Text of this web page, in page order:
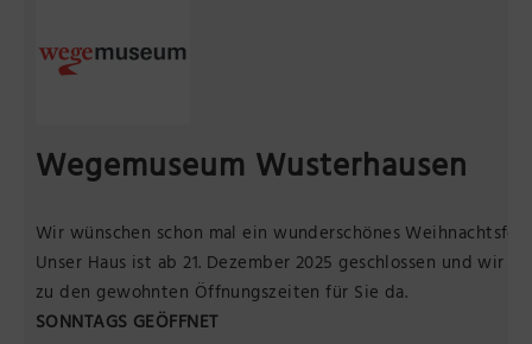
Brandenburg-Preußen Museum Wustrau
Wegemuseum Wusterhausen
Wir wünschen schon mal ein wunderschönes
Unser Haus ist ab 21. Dezember 2025 geschlossen und wir
zu den gewohnten Öffnungszeiten für Sie da.
SONNTAGS GEÖFFNET